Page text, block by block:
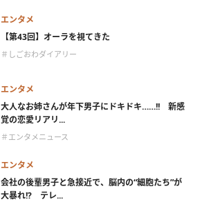
エンタメ
【第43回】オーラを視てきた
＃しごおわダイアリー
エンタメ
大人なお姉さんが年下男子にドキドキ……!! 新感
覚の恋愛リアリ...
＃エンタメニュース
エンタメ
会社の後輩男子と急接近で、脳内の“細胞たち”が
大暴れ!? テレ...